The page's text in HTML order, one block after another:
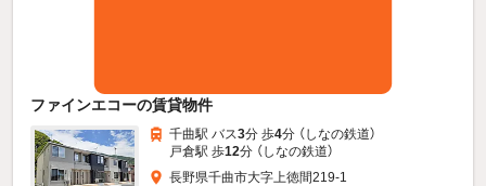
ファインエコーの賃貸物件
千曲駅 バス3分 歩4分 （しなの鉄道）
戸倉駅 歩12分 （しなの鉄道）
長野県千曲市大字上徳間219-1